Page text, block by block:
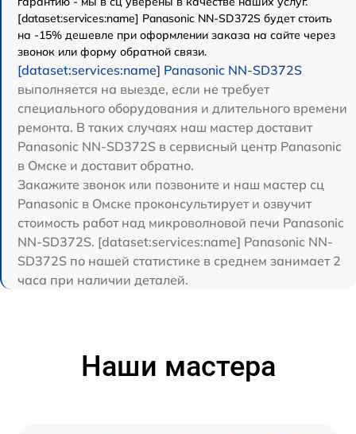
[dataset:services:name] Panasonic NN-SD372S будет стоить
на -15% дешевле при оформлении заказа на сайте через
звонок или форму обратной связи.
[dataset:services:name] Panasonic NN-SD372S
выполняется на выезде, если не требует
специального оборудования и длительного времени
ремонта. В таких случаях наш мастер доставит
Panasonic NN-SD372S в сервисный центр Panasonic
в Омске и доставит обратно.
Закажите звонок или позвоните и наш мастер сц
Panasonic в Омске проконсультирует и озвучит
стоимость работ над микроволновой печи Panasonic
NN-SD372S. [dataset:services:name] Panasonic NN-
SD372S по нашей статистике в среднем занимает 2
часа при наличии деталей.
Наши мастера